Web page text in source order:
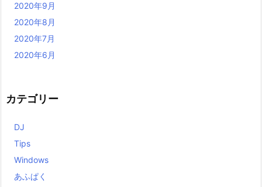
2020年9月
2020年8月
2020年7月
2020年6月
カテゴリー
DJ
Tips
Windows
あふぱく